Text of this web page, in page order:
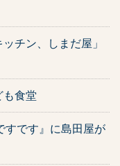
チン、しまだ屋」
も食堂
すです』に島田屋が